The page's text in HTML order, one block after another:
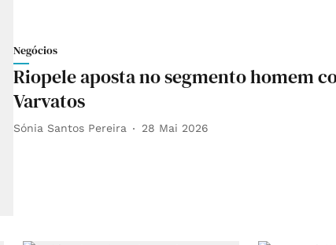
Negócios
Riopele aposta no segmento homem
Varvatos
Sónia Santos Pereira 28 Mai 2026